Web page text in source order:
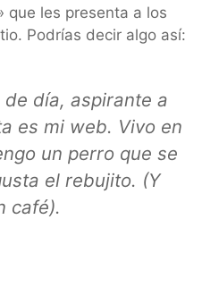
que les presenta a los
Podrías decir algo así:
de día, aspirante a
es mi web. Vivo en
un perro que se
el rebujito. (Y
café).